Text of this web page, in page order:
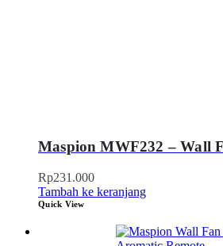
Maspion MWF232 – Wall
Rp231.000
Tambah ke keranjang
Quick View